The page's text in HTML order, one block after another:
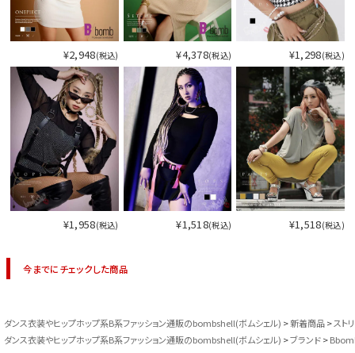
¥2,948(税込) ¥4,378(税込) ¥1,298(税込)
¥1,958(税込) ¥1,518(税込) ¥1,518(税込)
今までにチェックした商品
ダンス衣装やヒップホップ系B系ファッション通販のbombshell(ボムシェル) 新着商品
スト
ダンス衣装やヒップホップ系B系ファッション通販のbombshell(ボムシェル)
ブランド